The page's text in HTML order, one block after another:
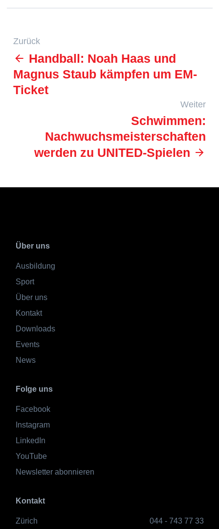
Zurück
Handball: Noah Haas und
Magnus Staub kämpfen um EM-
Ticket
Weiter
Schwimmen:
Nachwuchsmeisterschaften
werden zu UNITED-Spielen
Über uns
Ausbildung
Sport
Über uns
Kontakt
Downloads
Events
News
Folge uns
Facebook
Instagram
LinkedIn
YouTube
Newsletter abonnieren
Kontakt
Zürich 044 - 743 77 33